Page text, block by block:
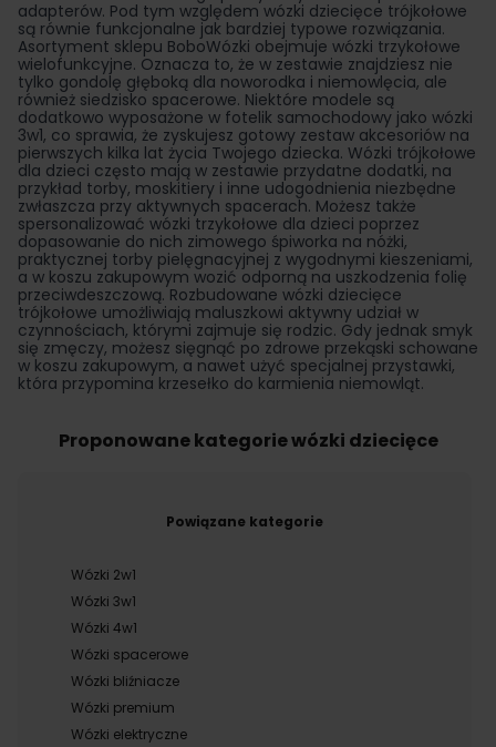
adapterów. Pod tym względem wózki dziecięce trójkołowe
są równie funkcjonalne jak bardziej typowe rozwiązania.
Asortyment sklepu BoboWózki obejmuje wózki trzykołowe
wielofunkcyjne. Oznacza to, że w zestawie znajdziesz nie
tylko gondolę głęboką dla noworodka i niemowlęcia, ale
również siedzisko spacerowe. Niektóre modele są
dodatkowo wyposażone w fotelik samochodowy jako wózki
3w1, co sprawia, że zyskujesz gotowy zestaw akcesoriów na
pierwszych kilka lat życia Twojego dziecka. Wózki trójkołowe
dla dzieci często mają w zestawie przydatne dodatki, na
przykład torby, moskitiery i inne udogodnienia niezbędne
zwłaszcza przy aktywnych spacerach. Możesz także
spersonalizować wózki trzykołowe dla dzieci poprzez
dopasowanie do nich zimowego śpiworka na nóżki,
praktycznej torby pielęgnacyjnej z wygodnymi kieszeniami,
a w koszu zakupowym wozić odporną na uszkodzenia folię
przeciwdeszczową. Rozbudowane wózki dziecięce
trójkołowe umożliwiają maluszkowi aktywny udział w
czynnościach, którymi zajmuje się rodzic. Gdy jednak smyk
się zmęczy, możesz sięgnąć po zdrowe przekąski schowane
w koszu zakupowym, a nawet użyć specjalnej przystawki,
która przypomina krzesełko do karmienia niemowląt.
Proponowane kategorie wózki dziecięce
Powiązane kategorie
Wózki 2w1
Wózki 3w1
Wózki 4w1
Wózki spacerowe
Wózki bliźniacze
Wózki premium
Wózki elektryczne